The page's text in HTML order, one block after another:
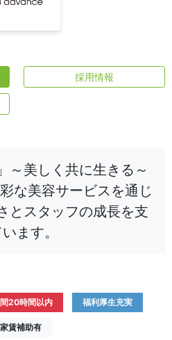
採用情報
～美しく共に生きる～
な美容サービスを通じ
とスタッフの成長を支
ます。
20時間以内 福利厚生充実
賃補助有